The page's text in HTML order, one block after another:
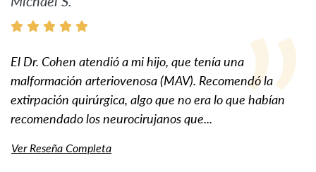
El Dr. Cohen atendió a mi hijo, que tenía una
malformación arteriovenosa (MAV). Recomendó la
extirpación quirúrgica, algo que no era lo que habían
recomendado los neurocirujanos que...
Ver Reseña Completa